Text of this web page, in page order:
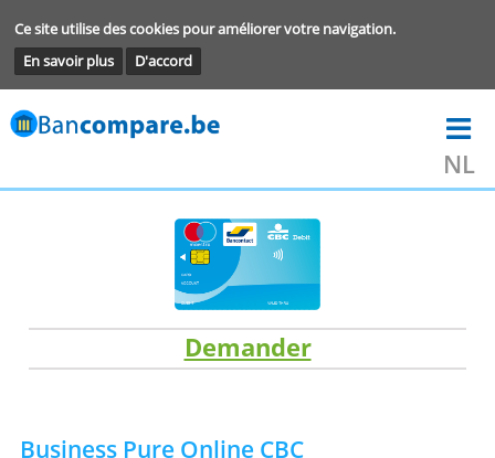
Ce site utilise des cookies pour améliorer votre navigation.
En savoir plus
D'accord